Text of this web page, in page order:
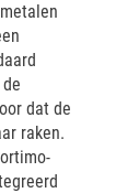
dat de
raken.